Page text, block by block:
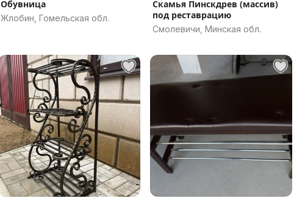
Обувница
Жлобин, Гомельская обл.
Скамья Пинскдрев (массив)
под реставрацию
Смолевичи, Минская обл.